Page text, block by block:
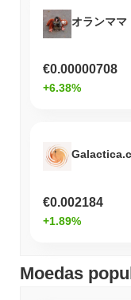
€0.00000708
+6.38%
€0.002184
+1.89%
Moedas